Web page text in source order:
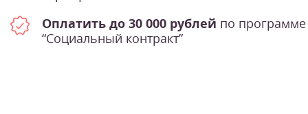
Оплатить до 30 000 рублей по программе
“Социальный контракт”